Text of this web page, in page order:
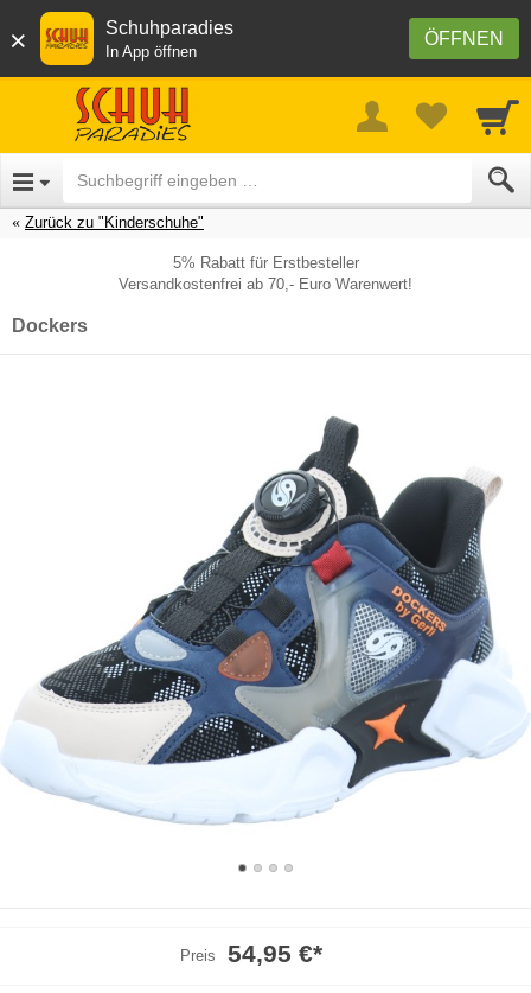
× ÖFFNEN
Schuhparadies
In App öffnen
Zurück zu "Kinderschuhe"
5% Rabatt für Erstbesteller
Versandkostenfrei ab 70,- Euro Warenwert!
Dockers
Preis 54,95 €*